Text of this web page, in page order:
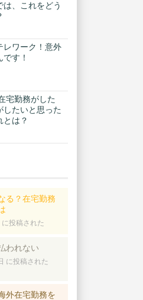
は、これをどう
レワーク！意外
す！
宅勤務がした
したいと思った
とは？
る？在宅勤務
投稿された
われない
に投稿された
外在宅勤務を